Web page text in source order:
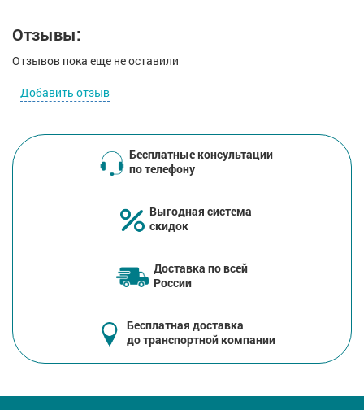
Отзывы:
Отзывов пока еще не оставили
Добавить отзыв
Бесплатные консультации
по телефону
Выгодная система
скидок
Доставка по всей
России
Бесплатная доставка
до транспортной компании